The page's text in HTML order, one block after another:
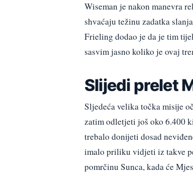
Wiseman je nakon manevra
shvaćaju težinu zadatka
Frieling dodao je da je tim
sasvim jasno koliko je ovaj
Slijedi prelet
Sljedeća velika točka misije
zatim odletjeti još oko 6.400
trebalo donijeti dosad
imalo priliku vidjeti iz takve
pomrčinu Sunca, kada će